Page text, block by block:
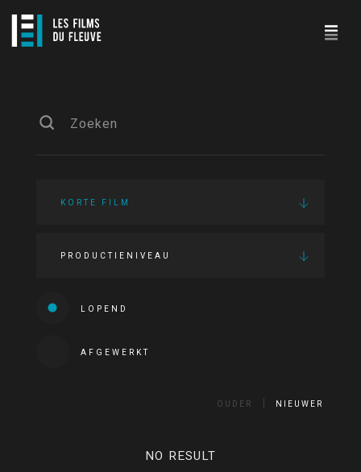
KORTE FILM
PRODUCTIENIVEAU
LOPEND
AFGEWERKT
OUDER NIEUWER
NO RESULT